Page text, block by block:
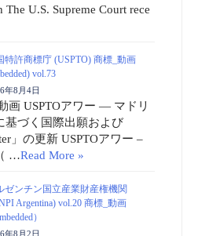
The U.S. Supreme Court rece
特許商標庁 (USPTO) 商標_動画
vol.73
年8月4日
画 USPTOアワー ― マドリ
基づく国際出願および
」の更新 USPTOアワー –
…Read More »
ゼンチン国立産業財産権機関
Argentina) vol.20 商標_動画
）
年8月2日